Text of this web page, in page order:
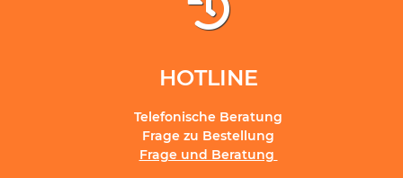
HOTLINE
Telefonische Beratung
Frage zu Bestellung
Frage und Beratung